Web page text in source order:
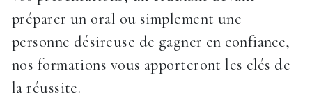
préparer un oral ou simplement une
personne désireuse de gagner en confiance,
nos formations vous apporteront les clés de
la réussite.